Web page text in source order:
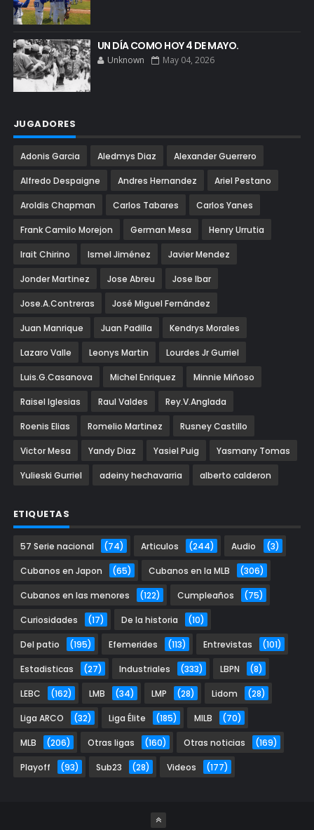
UN DÍA COMO HOY 4 DE MAYO.
Unknown May 04, 2026
JUGADORES
Adonis Garcia Aledmys Diaz Alexander Guerrero
Alfredo Despaigne Andres Hernandez Ariel Pestano
Aroldis Chapman Carlos Tabares Carlos Yanes
Frank Camilo Morejon German Mesa Henry Urrutia
Irait Chirino Ismel Jiménez Javier Mendez
Jonder Martinez Jose Abreu Jose Ibar
Jose.A.Contreras José Miguel Fernández
Juan Manrique Juan Padilla Kendrys Morales
Lazaro Valle Leonys Martin Lourdes Jr Gurriel
Luis.G.Casanova Michel Enriquez Minnie Miñoso
Raisel Iglesias Raul Valdes Rey.V.Anglada
Roenis Elias Romelio Martinez Rusney Castillo
Victor Mesa Yandy Diaz Yasiel Puig Yasmany Tomas
Yulieski Gurriel adeiny hechavarria alberto calderon
ETIQUETAS
57 Serie nacional (74) Articulos (244) Audio (3)
Cubanos en Japon (65) Cubanos en la MLB (306)
Cubanos en las menores (122) Cumpleaños (75)
Curiosidades (17) De la historia (10)
Del patio (195) Efemerides (113) Entrevistas (101)
Estadisticas (27) Industriales (333) LBPN (8)
LEBC (162) LMB (34) LMP (28) Lidom (28)
Liga ARCO (32) Liga Élite (185) MILB (70)
MLB (206) Otras ligas (160) Otras noticias (169)
Playoff (93) Sub23 (28) Videos (177)